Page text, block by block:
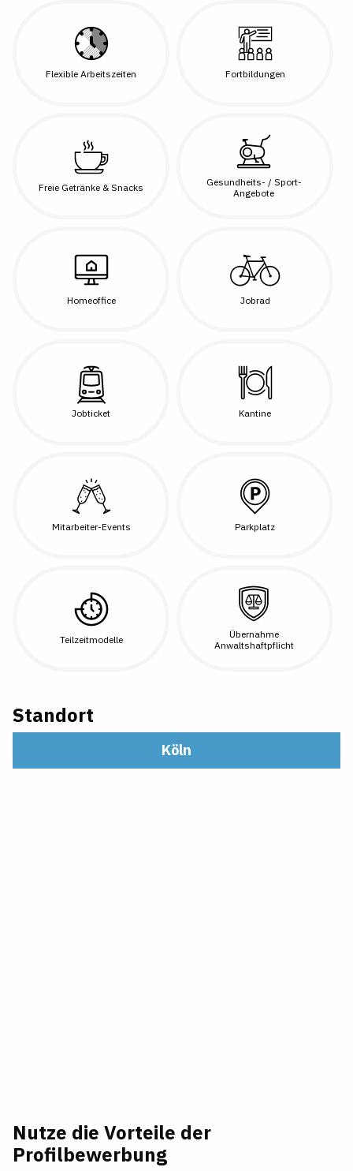
Flexible Arbeitszeiten Fortbildungen
Freie Getränke & Snacks
Gesundheits- / Sport-
Angebote
Homeoffice Jobrad
Jobticket Kantine
Mitarbeiter-Events Parkplatz
Teilzeitmodelle
Übernahme
Anwaltshaftpflicht
Standort
Köln
Nutze die Vorteile der
Profilbewerbung